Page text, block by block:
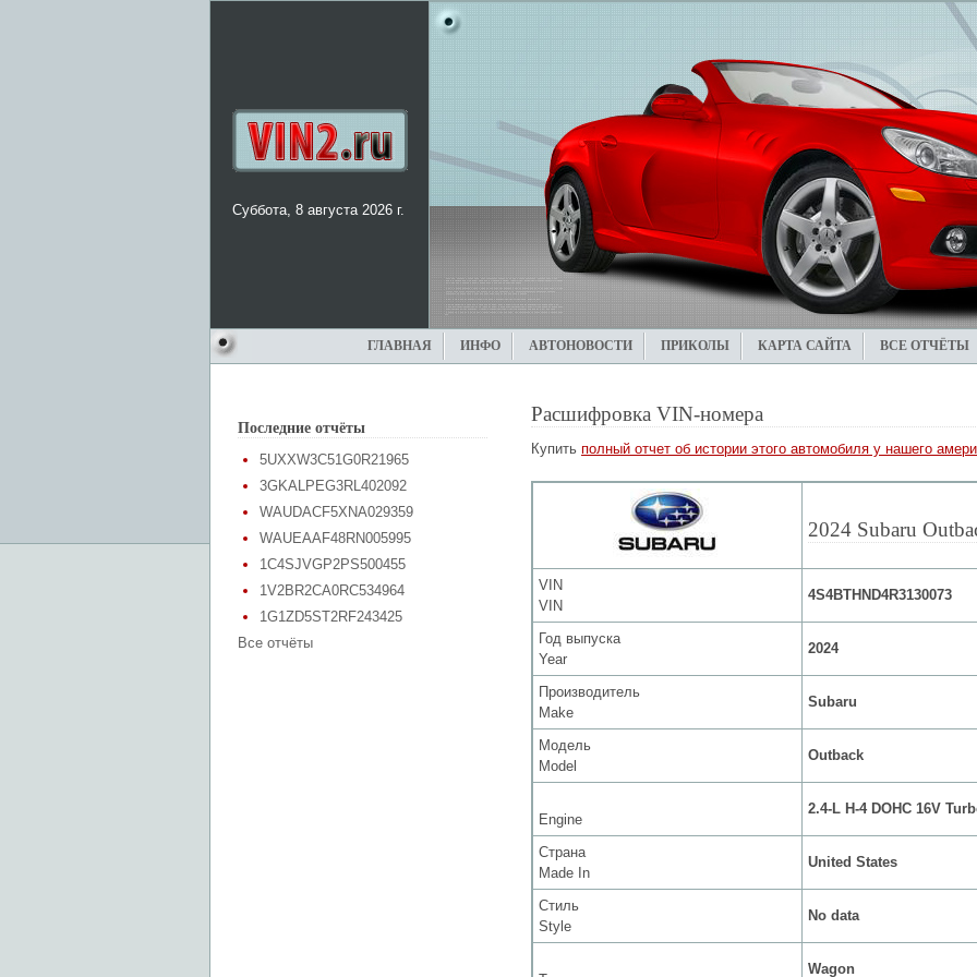
Суббота, 8 августа 2026 г.
ГЛАВНАЯ ИНФО АВТОНОВОСТИ ПРИКОЛЫ КАРТА САЙТА ВСЕ ОТЧЁТЫ
Последние отчёты
5UXXW3C51G0R21965
3GKALPEG3RL402092
WAUDACF5XNA029359
WAUEAAF48RN005995
1C4SJVGP2PS500455
1V2BR2CA0RC534964
1G1ZD5ST2RF243425
Все отчёты
Расшифровка VIN-номера
Купить полный отчет об истории этого автомобиля у нашего
2024 Subaru
VIN
VIN
4S4BTHND4R3130073
Год выпуска
Year
2024
Производитель
Make
Subaru
Модель
Model
Outback
Engine
2.4-L H-4 DOHC 16V
Страна
Made In
United States
Стиль
Style
No data
Wagon